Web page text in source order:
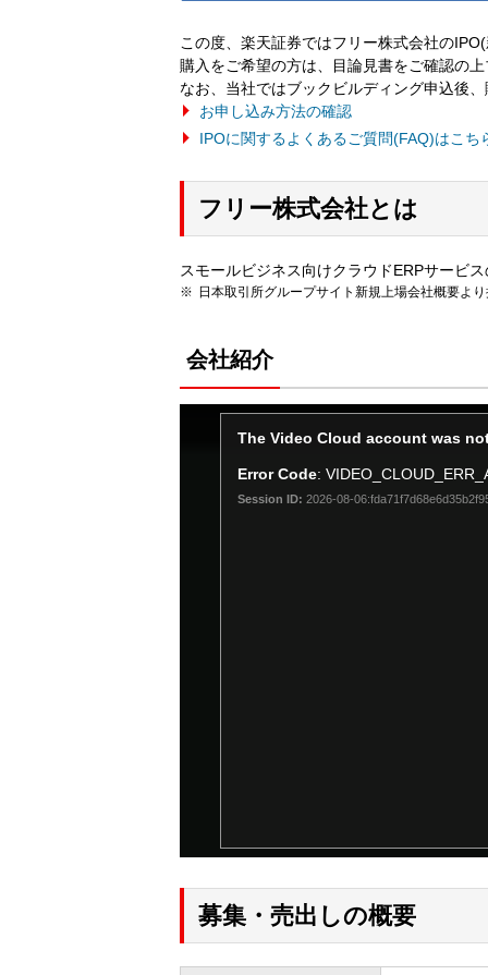
この度、楽天証券ではフリー株式会社の
購入をご希望の方は、目論見書をご確認の
なお、当社ではブックビルディング申込後
お申し込み方法の確認
IPOに関するよくあるご質問(FAQ)はこち
フリー株式会社とは
スモールビジネス向けクラウドERPサービ
日本取引所グループサイト新規上場会社概要よ
会社紹介
募集・売出しの概要